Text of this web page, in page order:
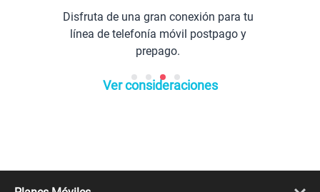
para tu
Comunícate con todo el
extranjero.
Ver consideraciones